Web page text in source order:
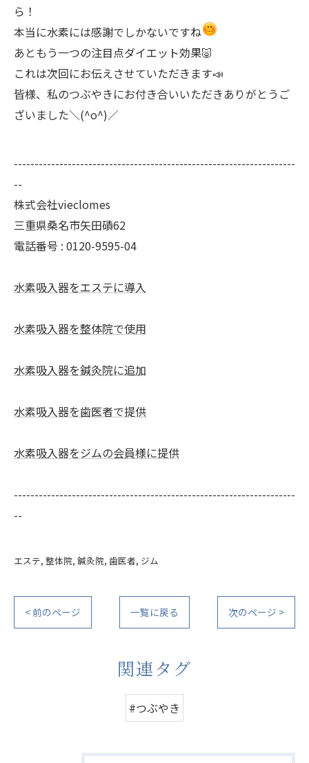
ら！
本当に水素には感謝でしかないですね
あともう一つの注目点ダイエット効果🐷
これは次回にお伝えさせていただきます📣
皆様、私のつぶやきにお付き合いいただきありがとうご
ざいました＼(^o^)／
--------------------------------------------------------------------
--
株式会社vieclomes
三重県桑名市矢田磧62
電話番号 : 0120-9595-04
水素吸入器をエステに導入
水素吸入器を整体院で使用
水素吸入器を鍼灸院に追加
水素吸入器を歯医者で提供
水素吸入器をジムの会員様に提供
--------------------------------------------------------------------
--
エステ 整体院 鍼灸院 歯医者 ジム
< 前のページ 一覧に戻る 次のページ >
関連タグ
#つぶやき